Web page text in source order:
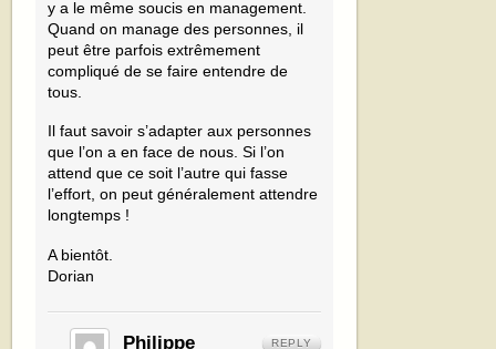
y a le même soucis en management.
Quand on manage des personnes, il
peut être parfois extrêmement
compliqué de se faire entendre de
tous.
Il faut savoir s’adapter aux personnes
que l’on a en face de nous. Si l’on
attend que ce soit l’autre qui fasse
l’effort, on peut généralement attendre
longtemps !
A bientôt.
Dorian
Philippe REPLY